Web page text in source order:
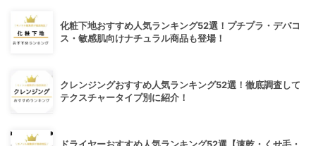
化粧下地おすすめ人気ランキング52選！プチプラ・デパコ
ス・敏感肌向けナチュラル商品も登場！
クレンジングおすすめ人気ランキング52選！徹底調査して
テクスチャータイプ別に紹介！